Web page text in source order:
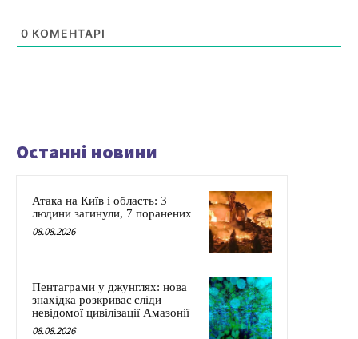
0 КОМЕНТАРІ
Останні новини
Атака на Київ і область: 3
людини загинули, 7 поранених
08.08.2026
Пентаграми у джунглях: нова
знахідка розкриває сліди
невідомої цивілізації Амазонії
08.08.2026